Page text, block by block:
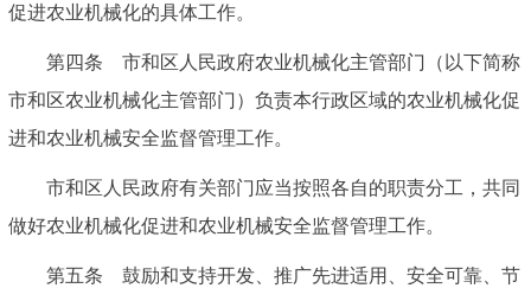
促进农业机械化的具体工作。
第四条 市和区人民政府农业机械化主管部门（以下简称
市和区农业机械化主管部门）负责本行政区域的农业机械化促
进和农业机械安全监督管理工作。
市和区人民政府有关部门应当按照各自的职责分工，共同
做好农业机械化促进和农业机械安全监督管理工作。
第五条 鼓励和支持开发、推广先进适用、安全可靠、节